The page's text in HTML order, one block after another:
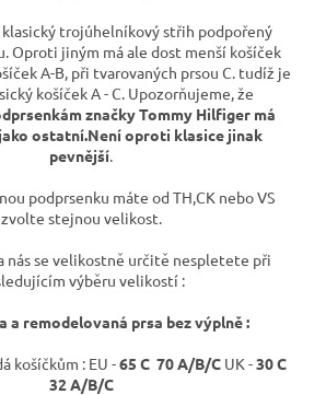
trojúhelníkový střih podpořený
Oproti jiným má ale dost menší košíček
A-B, při tvarovaných prsou C. tudíž je
košíček A - C. Upozorňujeme, že
značky Tommy Hilfiger má
ostatní.Není oproti klasice jinak
pevnější.
podprsenku máte od TH,CK nebo VS
zvolte stejnou velikost.
nás se velikostně určitě nespletete při
výběru velikostí :
a remodelovaná prsa bez výplně :
košíčkům : EU -65 C 70 A/B/C UK -30 C
32 A/B/C